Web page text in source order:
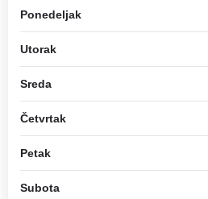
Ponedeljak
Utorak
Sreda
Četvrtak
Petak
Subota